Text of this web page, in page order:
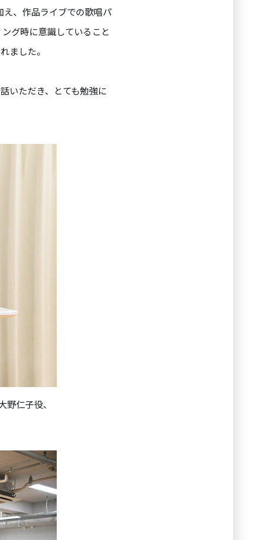
、 作品ライブでの歌唱パ
グ時に意識していること
ました。
いただき、とても勉強に
仁子役、